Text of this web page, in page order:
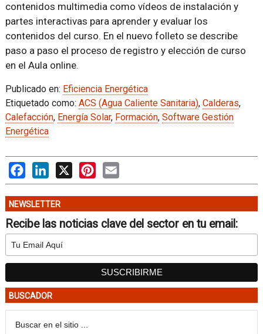
contenidos multimedia como vídeos de instalación y
partes interactivas para aprender y evaluar los
contenidos del curso. En el nuevo folleto se describe
paso a paso el proceso de registro y elección de curso
en el Aula online.
Publicado en: Eficiencia Energética
Etiquetado como: ACS (Agua Caliente Sanitaria), Calderas,
Calefacción, Energía Solar, Formación, Software Gestión
Energética
FacebookLinkedIn Pinterest
NEWSLETTER
Recibe las noticias clave del sector en tu email:
BUSCADOR